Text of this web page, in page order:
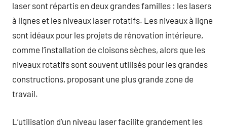
laser sont répartis en deux grandes familles : les lasers
à lignes et les niveaux laser rotatifs. Les niveaux à ligne
sont idéaux pour les projets de rénovation intérieure,
comme l’installation de cloisons sèches, alors que les
niveaux rotatifs sont souvent utilisés pour les grandes
constructions, proposant une plus grande zone de
travail.
L’utilisation d’un niveau laser facilite grandement les